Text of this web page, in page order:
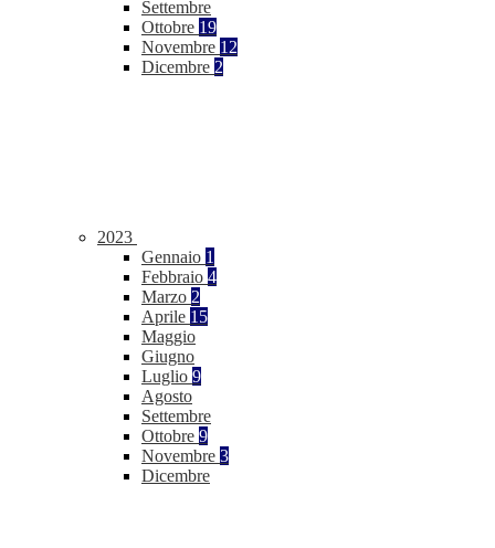
Settembre
Ottobre 19
Novembre 12
Dicembre 2
2023
Gennaio 1
Febbraio 4
Marzo 2
Aprile 15
Maggio
Giugno
Luglio 9
Agosto
Settembre
Ottobre 9
Novembre 3
Dicembre